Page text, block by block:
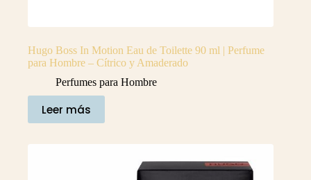
Hugo Boss In Motion Eau de Toilette 90 ml | Perfume
para Hombre – Cítrico y Amaderado
Perfumes para Hombre
Leer más